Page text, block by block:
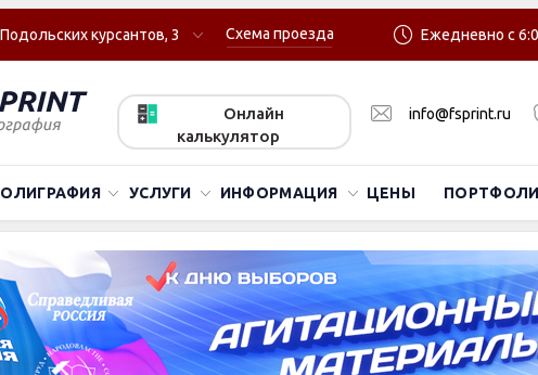
курсантов, 3 Схема проезда Ежедневно с
Онлайн
калькулятор
info@fsprint.ru
УСЛУГИ ИНФОРМАЦИЯ ЦЕНЫ